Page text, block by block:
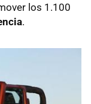
los 1.100
.